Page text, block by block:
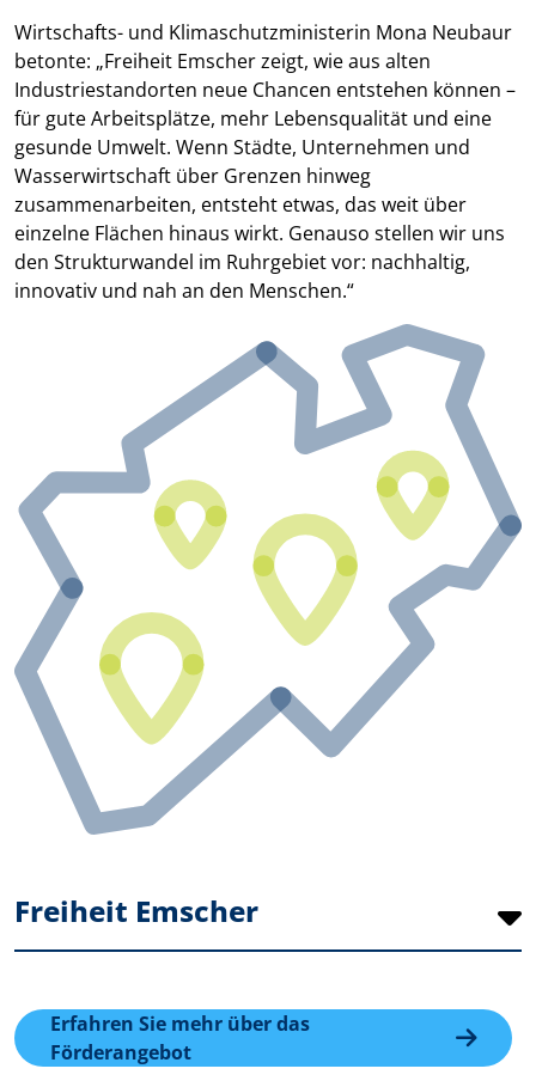
Wirtschafts- und Klimaschutzministerin Mona Neubaur
betonte: „Freiheit Emscher zeigt, wie aus alten
Industriestandorten neue Chancen entstehen können –
für gute Arbeitsplätze, mehr Lebensqualität und eine
gesunde Umwelt. Wenn Städte, Unternehmen und
Wasserwirtschaft über Grenzen hinweg
zusammenarbeiten, entsteht etwas, das weit über
einzelne Flächen hinaus wirkt. Genauso stellen wir uns
den Strukturwandel im Ruhrgebiet vor: nachhaltig,
innovativ und nah an den Menschen.“
Freiheit Emscher
Erfahren Sie mehr über das
Förderangebot